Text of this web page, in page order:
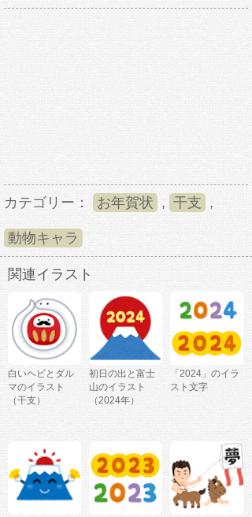
カテゴリー： お年賀状 , 干支 ,
動物キャラ
関連イラスト
白いヘビとダル
マのイラスト
（干支）
初日の出と富士
山のイラスト
（2024年）
「2024」のイラ
スト文字